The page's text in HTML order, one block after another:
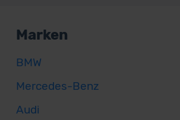
Marken
BMW
Mercedes-Benz
Audi